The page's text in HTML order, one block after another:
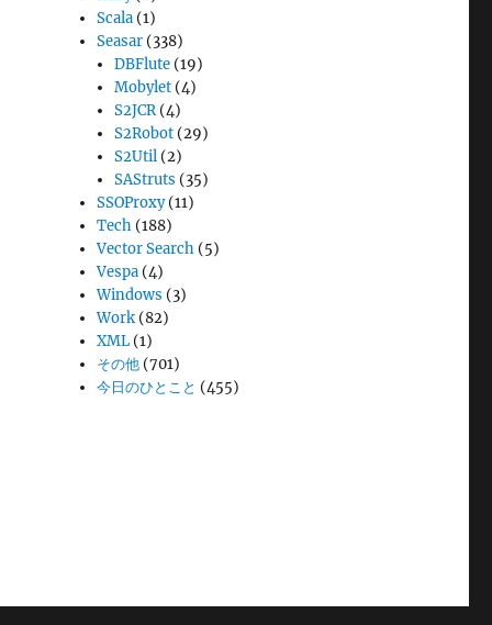
Scala (1)
Seasar (338)
DBFlute (19)
Mobylet (4)
S2JCR(4)
S2Robot (29)
S2Util (2)
SAStruts (35)
SSOProxy(11)
Tech (188)
Vector Search (5)
Vespa (4)
Windows (3)
Work (82)
XML (1)
その他 (701)
今日のひとこと (455)